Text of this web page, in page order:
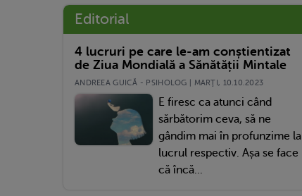
Pace Cu Infertilitatea
Editorial
4 lucruri pe care le-am conștientizat
de Ziua Mondială a Sănătății Mintale
ANDREEA GUICĂ - PSIHOLOG | MARŢI, 10.10.2023
E firesc ca atunci când
sărbătorim ceva, să ne
gândim mai în profunzime la
lucrul respectiv. Așa se face
că încă...